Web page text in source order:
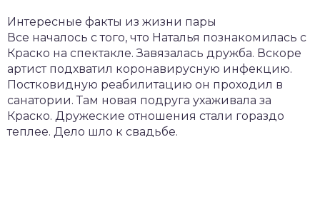
Интересные факты из жизни пары
Все началось с того, что Наталья познакомилась с
Краско на спектакле. Завязалась дружба. Вскоре
артист подхватил коронавирусную инфекцию.
Постковидную реабилитацию он проходил в
санатории. Там новая подруга ухаживала за
Краско. Дружеские отношения стали гораздо
теплее. Дело шло к свадьбе.